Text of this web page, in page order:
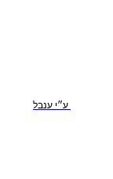
ע״י ענבל